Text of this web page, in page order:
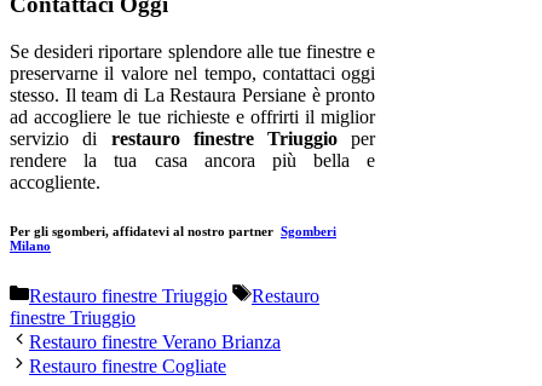
Se desideri riportare splendore alle tue finestre e
preservarne il valore nel tempo, contattaci oggi
stesso. Il team di La Restaura Persiane è pronto
ad accogliere le tue richieste e offrirti il miglior
servizio di restauro finestre Triuggioper
rendere la tua casa ancora più bella e
accogliente.
Per gli sgomberi, affidatevi al nostro partner Sgomberi
Milano
Categorie
Restauro finestre Triuggio Tag
Restauro
finestre Triuggio
Restauro finestre Verano Brianza
Restauro finestre Cogliate